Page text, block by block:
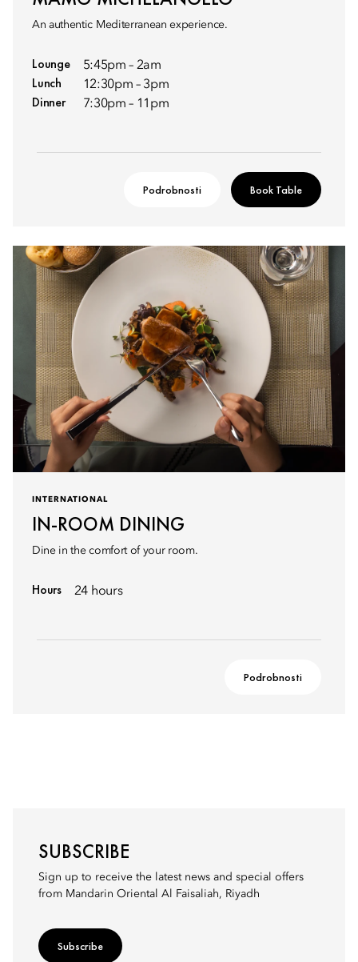
An authentic Mediterranean experience.
Lounge 5:45pm – 2am
Lunch 12:30pm – 3pm
Dinner 7:30pm – 11pm
Podrobnosti Book Table
INTERNATIONAL
IN-ROOM DINING
Dine in the comfort of your room.
Hours 24 hours
Podrobnosti
SUBSCRIBE
Sign up to receive the latest news and special offers
from Mandarin Oriental Al Faisaliah, Riyadh
Subscribe